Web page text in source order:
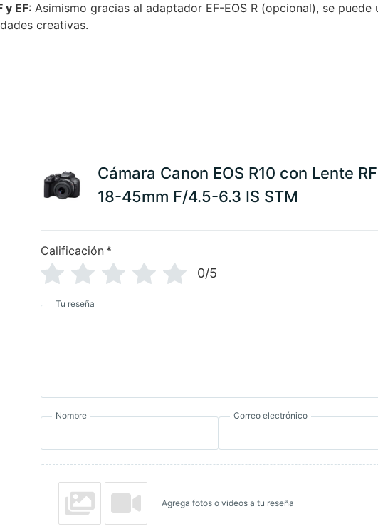
y EF: Asimismo gracias al adaptador EF-EOS R (opcional), se
creativas.
Cámara Canon EOS R10 con Lente
18-45mm F/4.5-6.3 IS STM
Calificación *
0/5
Tu reseña
Nombre Correo electrónico
Agrega fotos o videos a tu reseña